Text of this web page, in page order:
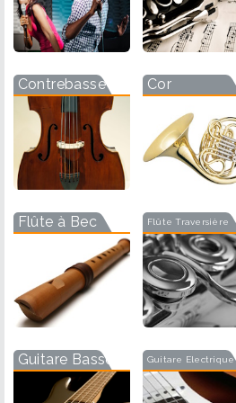
Contrebasse Cor
Flûte à Bec Flûte Traversière
Guitare Basse Guitare Electrique